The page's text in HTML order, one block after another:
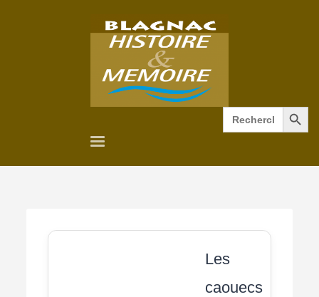
Search
for:
Search Button
Les
caouecs